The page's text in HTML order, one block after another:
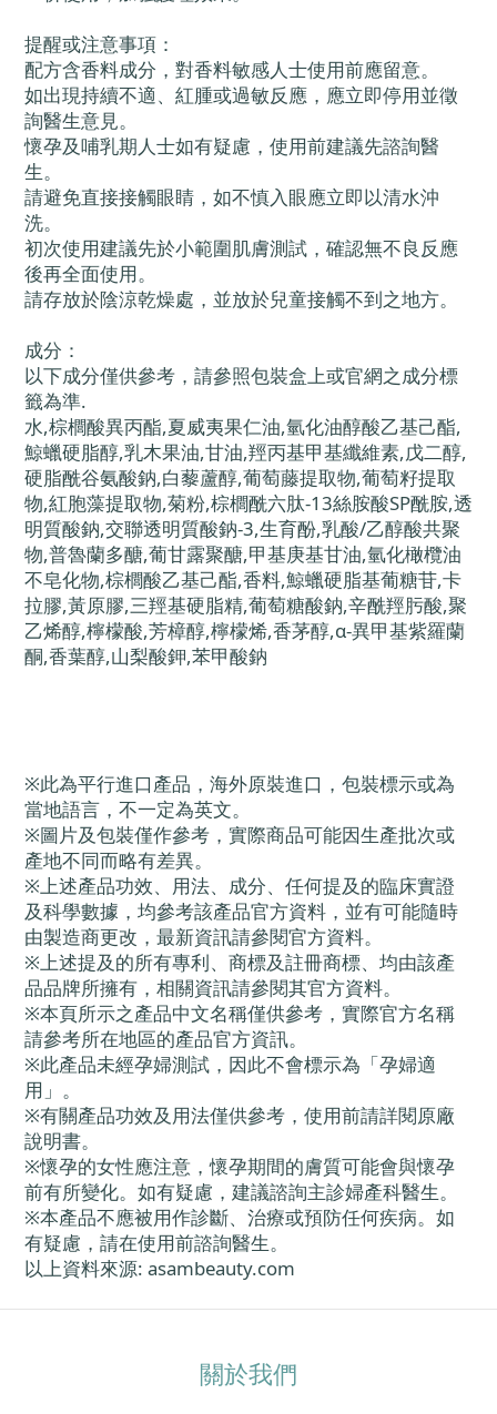
提醒或注意事項：
配方含香料成分，對香料敏感人士使用前應留意。
如出現持續不適、紅腫或過敏反應，應立即停用並徵
詢醫生意見。
懷孕及哺乳期人士如有疑慮，使用前建議先諮詢醫
生。
請避免直接接觸眼睛，如不慎入眼應立即以清水沖
洗。
初次使用建議先於小範圍肌膚測試，確認無不良反應
後再全面使用。
請存放於陰涼乾燥處，並放於兒童接觸不到之地方。
成分：
以下成分僅供參考，請參照包裝盒上或官網之成分標
籤為準.
水,棕櫚酸異丙酯,夏威夷果仁油,氫化油醇酸乙基己酯,
鯨蠟硬脂醇,乳木果油,甘油,羥丙基甲基纖維素,戊二醇,
硬脂酰谷氨酸鈉,白藜蘆醇,葡萄藤提取物,葡萄籽提取
物,紅胞藻提取物,菊粉,棕櫚酰六肽-13絲胺酸SP酰胺,透
明質酸鈉,交聯透明質酸鈉-3,生育酚,乳酸/乙醇酸共聚
物,普魯蘭多醣,葡甘露聚醣,甲基庚基甘油,氫化橄欖油
不皂化物,棕櫚酸乙基己酯,香料,鯨蠟硬脂基葡糖苷,卡
拉膠,黃原膠,三羥基硬脂精,葡萄糖酸鈉,辛酰羥肟酸,聚
乙烯醇,檸檬酸,芳樟醇,檸檬烯,香茅醇,α-異甲基紫羅蘭
酮,香葉醇,山梨酸鉀,苯甲酸鈉
※此為平行進口產品，海外原裝進口，包裝標示或為
當地語言，不一定為英文。
※圖片及包裝僅作參考，實際商品可能因生產批次或
產地不同而略有差異。
※上述產品功效、用法、成分、任何提及的臨床實證
及科學數據，均參考該產品官方資料，並有可能隨時
由製造商更改，最新資訊請參閱官方資料。
※上述提及的所有專利、商標及註冊商標、均由該產
品品牌所擁有，相關資訊請參閱其官方資料。
※本頁所示之產品中文名稱僅供參考，實際官方名稱
請參考所在地區的產品官方資訊。
※此產品未經孕婦測試，因此不會標示為「孕婦適
用」。
※有關產品功效及用法僅供參考，使用前請詳閱原廠
說明書。
※懷孕的女性應注意，懷孕期間的膚質可能會與懷孕
前有所變化。如有疑慮，建議諮詢主診婦產科醫生。
※本產品不應被用作診斷、治療或預防任何疾病。如
有疑慮，請在使用前諮詢醫生。
以上資料來源: asambeauty.com
關於我們